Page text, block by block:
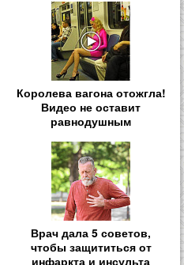
Королева вагона отожгла!
Видео не оставит
равнодушным
Врач дала 5 советов,
чтобы защититься от
инфаркта и инсульта